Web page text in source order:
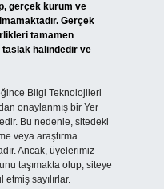
gerçek kurum ve
Gerçek
tamamen
halindedir ve
Bilgi Teknolojileri
onaylanmış bir Yer
Bu nedenle, sitedeki
veya araştırma
Ancak, üyelerimiz
taşımakta olup, siteye
sayılırlar.